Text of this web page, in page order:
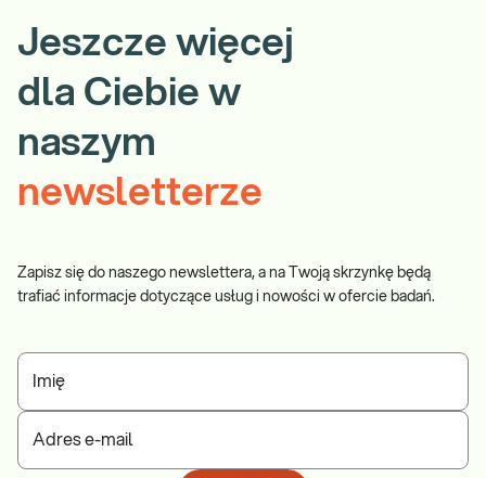
Jeszcze więcej
dla Ciebie w
naszym
newsletterze
Zapisz się do naszego newslettera, a na Twoją skrzynkę będą
trafiać informacje dotyczące usług i nowości w ofercie badań.
Imię
Adres e-mail